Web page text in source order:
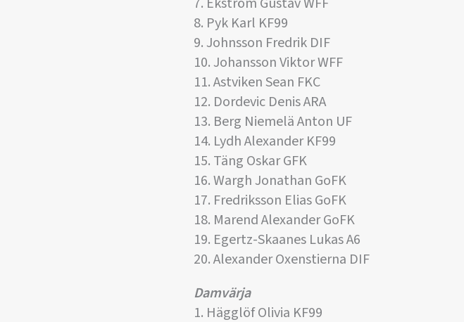
8. Pyk Karl KF99
9. Johnsson Fredrik DIF
10. Johansson Viktor WFF
11. Astviken Sean FKC
12. Dordevic Denis ARA
13. Berg Niemelä Anton UF
14. Lydh Alexander KF99
15. Täng Oskar GFK
16. Wargh Jonathan GoFK
17. Fredriksson Elias GoFK
18. Marend Alexander GoFK
19. Egertz-Skaanes Lukas A6
20. Alexander Oxenstierna DIF
Damvärja
1. Hägglöf Olivia KF99